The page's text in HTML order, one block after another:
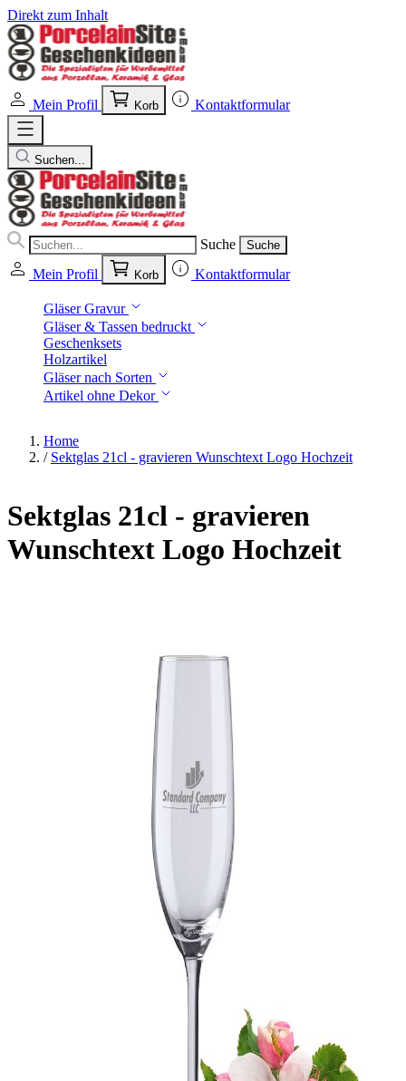
Direkt zum Inhalt
Mein Profil Korb Kontaktformular
Suchen...
Suche Suche
Mein Profil Korb Kontaktformular
Gläser Gravur
Gläser & Tassen bedruckt
Geschenksets
Holzartikel
Gläser nach Sorten
Artikel ohne Dekor
Home
/ Sektglas 21cl - gravieren Wunschtext Logo Hochzeit
Sektglas 21cl - gravieren
Wunschtext Logo Hochzeit